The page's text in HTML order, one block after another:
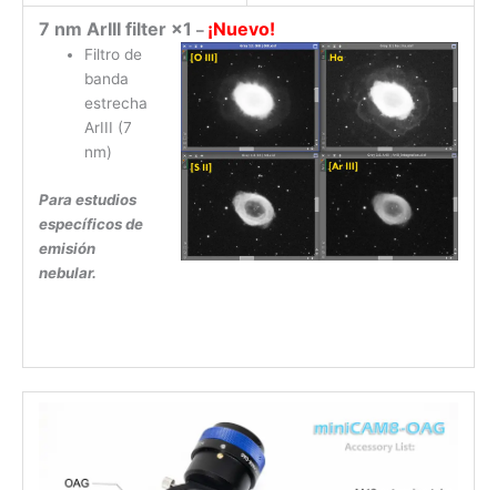
7 nm ArIII filter ×1 – ¡Nuevo!
Filtro de
banda
estrecha
ArIII (7
nm)
Para estudios
específicos de
emisión
nebular.